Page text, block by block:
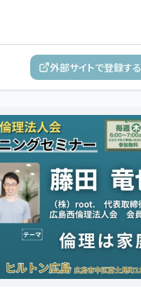
外部サイトで登録する